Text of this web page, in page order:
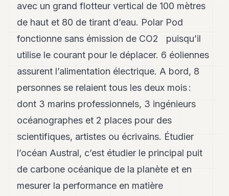
avec un grand flotteur vertical de 100 mètres
de haut et 80 de tirant d’eau. Polar Pod
fonctionne sans émission de CO2 puisqu’il
utilise le courant pour le déplacer. 6 éoliennes
assurent l’alimentation électrique. A bord, 8
personnes se relaient tous les deux mois :
dont 3 marins professionnels, 3 ingénieurs
océanographes et 2 places pour des
scientifiques, artistes ou écrivains. Étudier
l’océan Austral, c’est étudier le principal puit
de carbone océanique de la planète et en
mesurer la performance en matière